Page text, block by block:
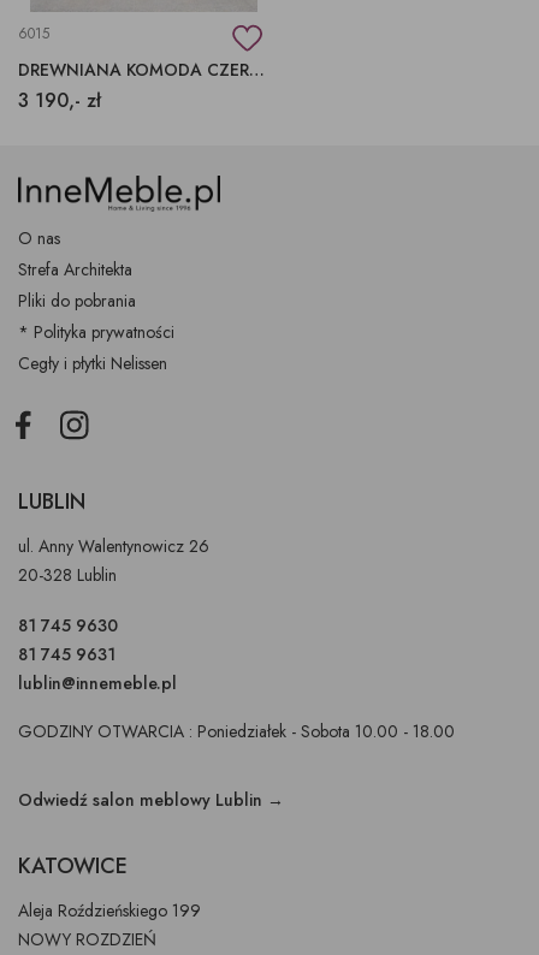
6015
DREWNIANA KOMODA CZERWONA DO SALONU, MEBLE PO RENOWACJI
3 190,- zł
O nas
Strefa Architekta
Pliki do pobrania
* Polityka prywatności
Cegły i płytki Nelissen
FacebookInstagram
LUBLIN
ul. Anny Walentynowicz 26
20-328 Lublin
81 745 9630
81 745 9631
lublin@innemeble.pl
GODZINY OTWARCIA : Poniedziałek - Sobota 10.00 - 18.00
Odwiedź salon meblowy Lublin →
KATOWICE
Aleja Roździeńskiego 199
NOWY ROZDZIEŃ